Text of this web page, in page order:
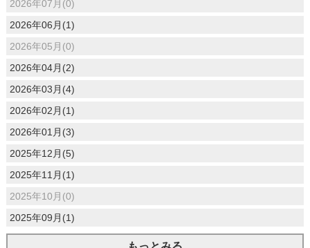
2026年07月(0)
2026年06月(1)
2026年05月(0)
2026年04月(2)
2026年03月(4)
2026年02月(1)
2026年01月(3)
2025年12月(5)
2025年11月(1)
2025年10月(0)
2025年09月(1)